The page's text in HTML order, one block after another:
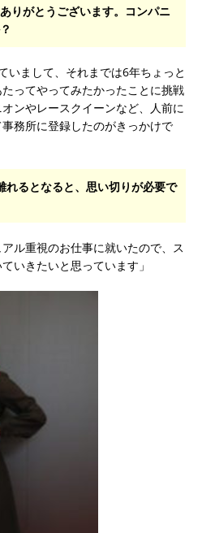
がとうございます。コンパニ
いまして、それまでは6年ちょっと
ってやってみたかったことに挑戦
ンやレースクイーンなど、人前に
務所に登録したのがきっかけで
るとなると、思い切りが必要で
ル重視のお仕事に就いたので、ス
いきたいと思っています」